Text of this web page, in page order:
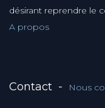
désirant reprendre le
A propos
Contact - Nous